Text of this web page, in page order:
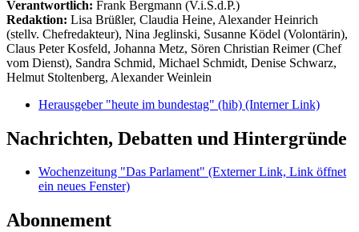
Verantwortlich: Frank Bergmann (V.i.S.d.P.)
Redaktion: Lisa Brüßler, Claudia Heine, Alexander Heinrich
(stellv. Chefredakteur), Nina Jeglinski, Susanne Ködel (Volontärin),
Claus Peter Kosfeld, Johanna Metz, Sören Christian Reimer (Chef
vom Dienst), Sandra Schmid, Michael Schmidt, Denise Schwarz,
Helmut Stoltenberg, Alexander Weinlein
Herausgeber "heute im bundestag" (hib) (Interner Link)
Nachrichten, Debatten und Hintergründe
Wochenzeitung "Das Parlament" (Externer Link, Link öffnet
ein neues Fenster)
Abonnement